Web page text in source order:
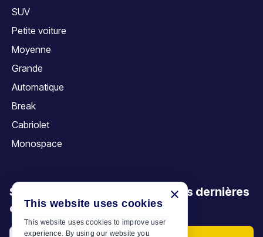
SUV
Petite voiture
Moyenne
Grande
Automatique
Break
Cabriolet
Monospace
Soyez le premier à découvrir nos dernières
offres, promotions et articles
×
This website uses cookies
This website uses cookies to improve user
experience. By using our website you